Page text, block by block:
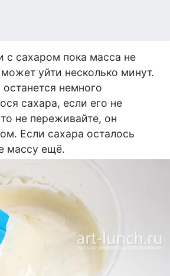
с сахаром пока масса не
может уйти несколько минут.
немного
сахара, если его не
не переживайте, он
Если сахара осталось
массу ещё.